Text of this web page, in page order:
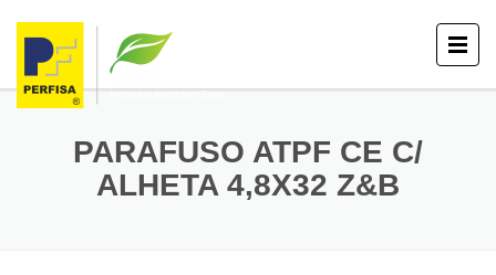
PARAFUSO ATPF CE C/
ALHETA 4,8X32 Z&B